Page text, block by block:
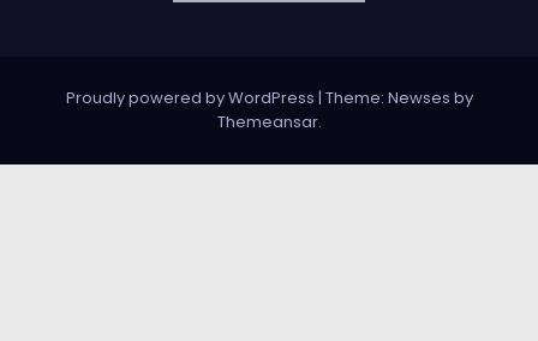
Proudly powered by WordPress | Theme: Newses by
Themeansar.